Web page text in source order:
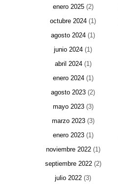
enero 2025(2)
octubre 2024 (1)
agosto 2024 (1)
junio 2024 (1)
abril 2024(1)
enero 2024(1)
agosto 2023 (2)
mayo 2023(3)
marzo 2023(3)
enero 2023(1)
noviembre 2022(1)
septiembre 2022(2)
julio 2022 (3)